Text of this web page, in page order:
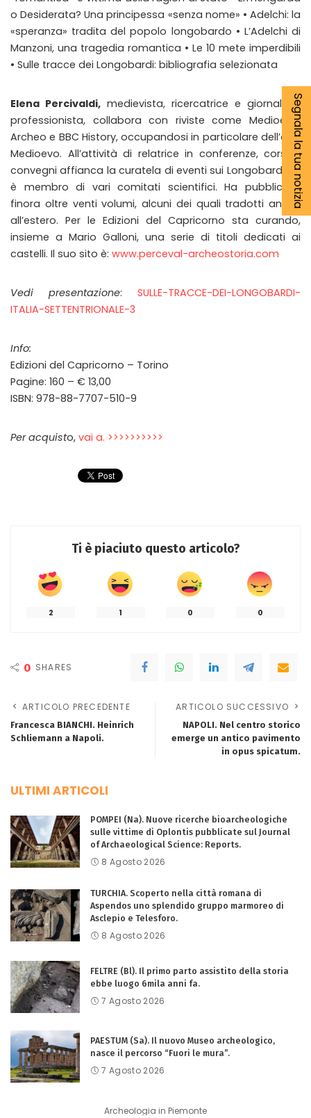
o Desiderata? Una principessa «senza nome» • Adelchi: la
«speranza» tradita del popolo longobardo • L’Adelchi di
Manzoni, una tragedia romantica • Le 10 mete imperdibili
• Sulle tracce dei Longobardi: bibliografia selezionata
Elena Percivaldi, medievista, ricercatrice e giornalista
professionista, collabora con riviste come Medioevo,
Archeo e BBC History, occupandosi in particolare dell’alto
Medioevo. All’attività di relatrice in conferenze, corsi e
convegni affianca la curatela di eventi sui Longobardi ed
è membro di vari comitati scientifici. Ha pubblicato
finora oltre venti volumi, alcuni dei quali tradotti anche
all’estero. Per le Edizioni del Capricorno sta curando,
insieme a Mario Galloni, una serie di titoli dedicati ai
castelli. Il suo sito è: www.perceval-archeostoria.com
Vedi presentazione: SULLE-TRACCE-DEI-LONGOBARDI-
ITALIA-SETTENTRIONALE-3
Info:
Edizioni del Capricorno – Torino
Pagine: 160 – € 13,00
ISBN: 978-88-7707-510-9
Per acquisto, vai a. >>>>>>>>>>
Ti è piaciuto questo articolo?
2 1 0 0
0 SHARES
ARTICOLO PRECEDENTE
Francesca BIANCHI. Heinrich
Schliemann a Napoli.
ARTICOLO SUCCESSIVO
NAPOLI. Nel centro storico
emerge un antico pavimento
in opus spicatum.
ULTIMI ARTICOLI
POMPEI (Na). Nuove ricerche bioarcheologiche
sulle vittime di Oplontis pubblicate sul Journal
of Archaeological Science: Reports.
8 Agosto 2026
TURCHIA. Scoperto nella città romana di
Aspendos uno splendido gruppo marmoreo di
Asclepio e Telesforo.
8 Agosto 2026
FELTRE (Bl). Il primo parto assistito della storia
ebbe luogo 6mila anni fa.
7 Agosto 2026
PAESTUM (Sa). Il nuovo Museo archeologico,
nasce il percorso “Fuori le mura”.
7 Agosto 2026
Archeologia in Piemonte
Segnala la tua notizia